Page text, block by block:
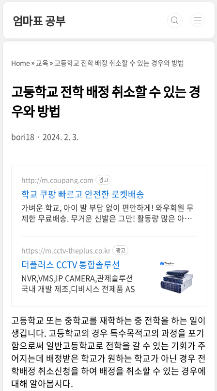
엄마표 공부
Home 교육 고등학교 전학 배정 취소할 수 있는 경우와 방법
고등학교 전학 배정 취소할 수 있는 경
우와 방법
bori18 2024. 2. 3.
http://m.coupang.com 광고
학교 쿠팡 빠르고 안전한 로켓배송
가벼운 학교, 아이 발 부담 없이 편안하게! 와우회원 무
제한 무료배송. 무거운 신발은 그만! 활동량 많은 아이
https://m.cctv-theplus.co.kr 광고
더플러스 CCTV 통합솔루션
NVR,VMS,IP CAMERA,관제솔루션
국내 개발 제조,디비시스 전제품 AS
고등학교 또는 중학교를 재학하는 중 전학을 하는 일이
생깁니다. 고등학교의 경우 특수목적고의 과정을 포기
함으로써 일반고등학교로 전학을 갈 수 있는 기회가 주
어지는데 배정받은 학교가 원하는 학교가 아닌 경우 전
학배정 취소신청을 하여 배정을 취소할 수 있는 경우에
대해 알아봅시다.